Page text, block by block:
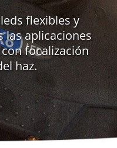
flexibles y
las aplicaciones
focalización
haz.